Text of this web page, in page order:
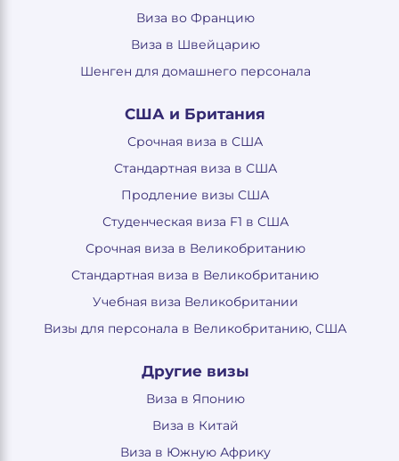
Виза во Францию
Виза в Швейцарию
Шенген для домашнего персонала
США и Британия
Срочная виза в США
Стандартная виза в США
Продление визы США
Студенческая виза F1 в США
Срочная виза в Великобританию
Стандартная виза в Великобританию
Учебная виза Великобритании
Визы для персонала в Великобританию, США
Другие визы
Виза в Японию
Виза в Китай
Виза в Южную Африку